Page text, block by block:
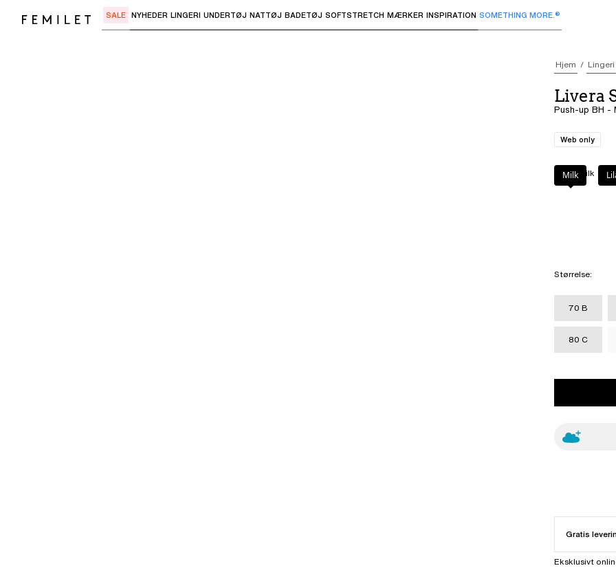
Brug "Pil ned" eller "Enter" til at åbne undermenuer og "Pil op" eller "Escape" for at vende tilbage
SALE NYHEDER LINGERI UNDERTØJ NATTØJ BADETØJ SOFTSTRETCH MÆRKER INSPIRATION SOMETHING MORE.®
Hjem Lingeri
Livera
Push-up BH -
Web only
Farve: Milk
Milk
Størrelse:
70 B
80 C
Gratis
Eksklusivt